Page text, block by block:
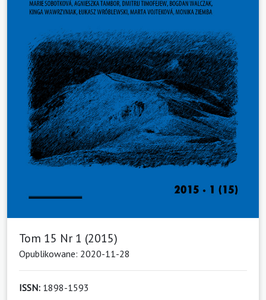
Tom 15 Nr 1 (2015)
Opublikowane: 2020-11-28
ISSN: 1898-1593